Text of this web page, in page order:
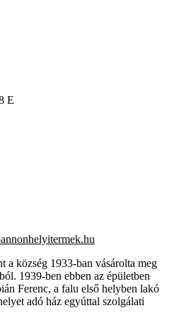
E
a község 1933-ban vásárolta meg
1939-ben ebben az épületben
Ferenc, a falu első helyben lakó
adó ház egyúttal szolgálati